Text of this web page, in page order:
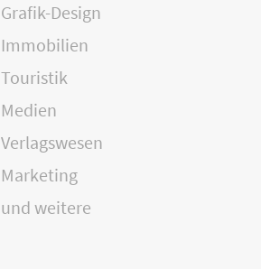
Grafik-Design
Immobilien
Touristik
Medien
Verlagswesen
Marketing
und weitere